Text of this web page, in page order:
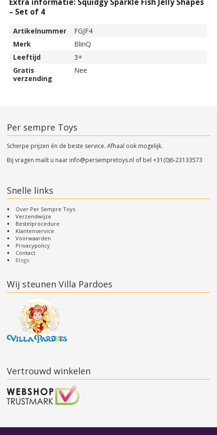
Extra informatie: Squidgy Sparkle Fish Jelly Shapes
– Set of 4
Artikelnummer
FGJF4
Merk
BlinQ
Leeftijd
3+
Gratis
verzending
Nee
Per sempre Toys
Scherpe prijzen én de beste service. Afhaal ook mogelijk.
Bij vragen mailt u naar info@persempretoys.nl of bel+31(0)6-23133573
Snelle links
Over Per Sempre Toys
Verzendwijze
Bestelprocedure
Klantenservice
Voorwaarden
Privacypolicy
Contact
Blogs
Wij steunen Villa Pardoes
Vertrouwd winkelen